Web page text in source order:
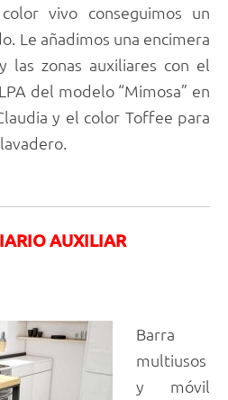
vivo conseguimos un
Le añadimos una encimera
las zonas auxiliares con el
del modelo “Mimosa” en
y el color Toffee para
AUXILIAR
Barra
multiusos
y móvil